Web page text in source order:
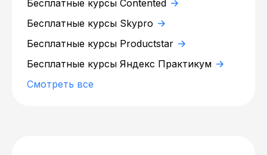
Бесплатные курсы Contented
Бесплатные курсы Skypro
Бесплатные курсы Productstar
Бесплатные курсы Яндекс Практикум
Смотреть все